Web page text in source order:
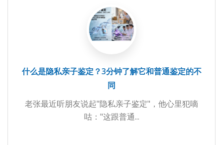
什么是隐私亲子鉴定？3分钟了解它和普通鉴定的不
同
老张最近听朋友说起"隐私亲子鉴定"，他心里犯嘀
咕："这跟普通...